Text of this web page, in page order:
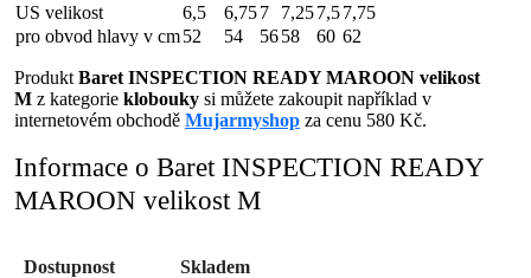
US velikost
6,5 6,757 7,257,57,75
pro obvod hlavy v cm52 54 5658 60 62
Produkt Baret INSPECTION READY MAROON velikost
M z kategorie klobouky si můžete zakoupit například v
internetovém obchodě Mujarmyshop za cenu 580 Kč.
Informace o Baret INSPECTION READY
MAROON velikost M
Dostupnost Skladem